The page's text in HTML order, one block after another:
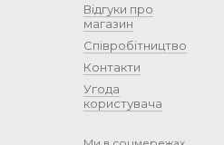
Відгуки про
магазин
Співробітництво
Контакти
Угода
користувача